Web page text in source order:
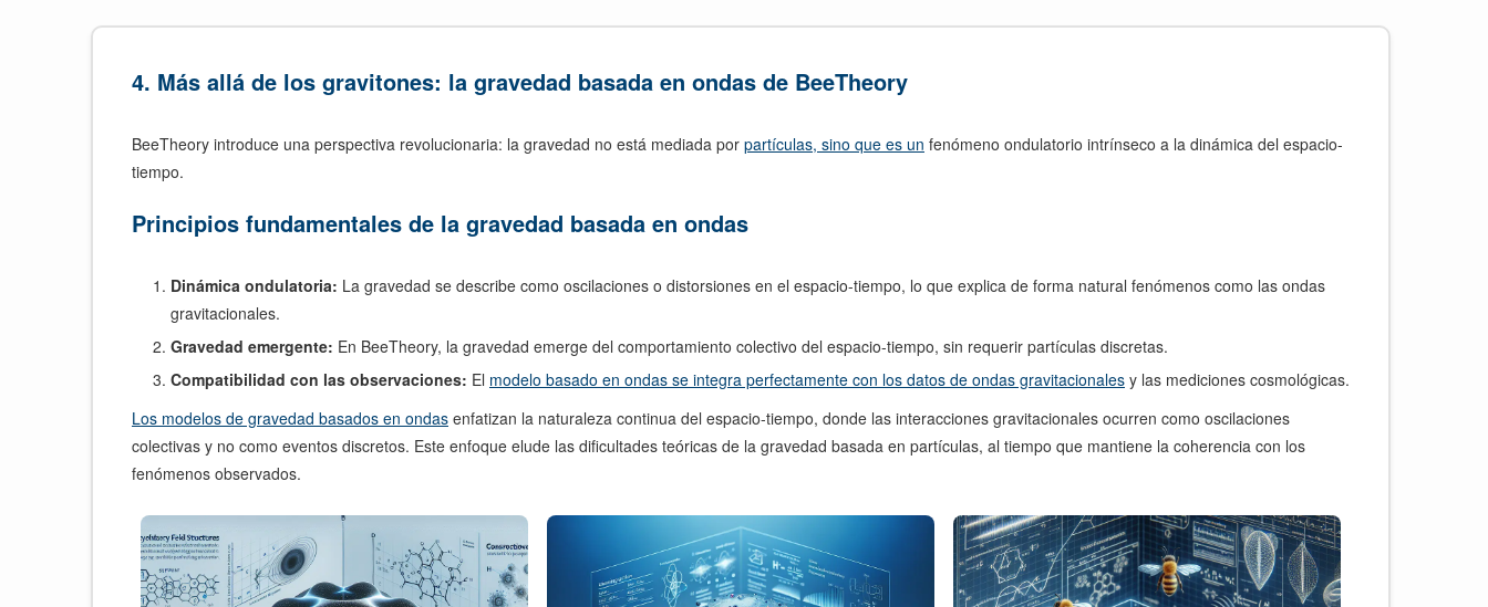
4. Más allá de los gravitones: la gravedad basada en ondas de BeeTheory
BeeTheory introduce una perspectiva revolucionaria: la gravedad no está mediada por partículas, sino que es un fenómeno ondulatorio intrínseco a la dinámica del espacio-
tiempo.
Principios fundamentales de la gravedad basada en ondas
Dinámica ondulatoria: La gravedad se describe como oscilaciones o distorsiones en el espacio-tiempo, lo que explica de forma natural fenómenos como las ondas
gravitacionales.
Gravedad emergente: En BeeTheory, la gravedad emerge del comportamiento colectivo del espacio-tiempo, sin requerir partículas discretas.
Compatibilidad con las observaciones: El modelo basado en ondas se integra perfectamente con los datos de ondas gravitacionales y las mediciones cosmológicas.
Los modelos de gravedad basados en ondas enfatizan la naturaleza continua del espacio-tiempo, donde las interacciones gravitacionales ocurren como oscilaciones
colectivas y no como eventos discretos. Este enfoque elude las dificultades teóricas de la gravedad basada en partículas, al tiempo que mantiene la coherencia con los
fenómenos observados.